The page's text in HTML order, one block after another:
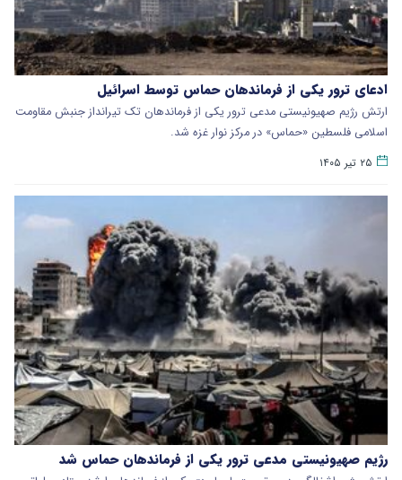
ادعای ترور یکی از فرماندهان حماس توسط اسرائیل
ارتش رژیم صهیونیستی مدعی ترور یکی از فرماندهان تک تیرانداز جنبش مقاومت
اسلامی فلسطین «حماس» در مرکز نوار غزه شد.
۲۵ تیر ۱۴۰۵
رژیم صهیونیستی مدعی ترور یکی از فرماندهان حماس شد